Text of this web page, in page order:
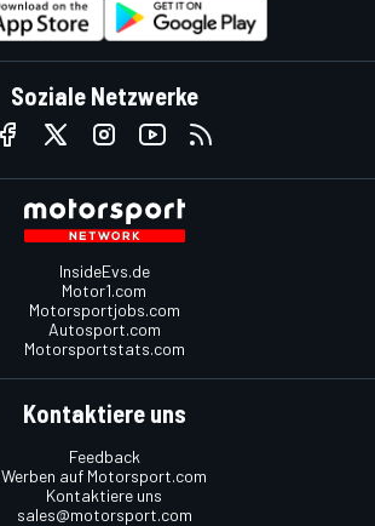
Soziale Netzwerke
InsideEvs.de
Motor1.com
Motorsportjobs.com
Autosport.com
Motorsportstats.com
Kontaktiere uns
Feedback
Werben auf Motorsport.com
Kontaktiere uns
sales@motorsport.com